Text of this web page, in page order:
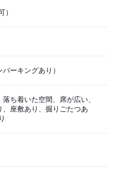
）
ーキングあり）
ち着いた空間、席が広い、
、座敷あり、掘りごたつあ